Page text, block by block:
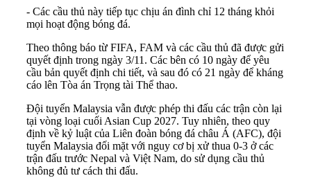
- Các cầu thủ này tiếp tục chịu án đình chỉ 12 tháng khỏi
mọi hoạt động bóng đá.
Theo thông báo từ FIFA, FAM và các cầu thủ đã được gửi
quyết định trong ngày 3/11. Các bên có 10 ngày để yêu
cầu bản quyết định chi tiết, và sau đó có 21 ngày để kháng
cáo lên Tòa án Trọng tài Thể thao.
Đội tuyển Malaysia vẫn được phép thi đấu các trận còn lại
tại vòng loại cuối Asian Cup 2027. Tuy nhiên, theo quy
định về kỷ luật của Liên đoàn bóng đá châu Á (AFC), đội
tuyển Malaysia đối mặt với nguy cơ bị xử thua 0-3 ở các
trận đấu trước Nepal và Việt Nam, do sử dụng cầu thủ
không đủ tư cách thi đấu.